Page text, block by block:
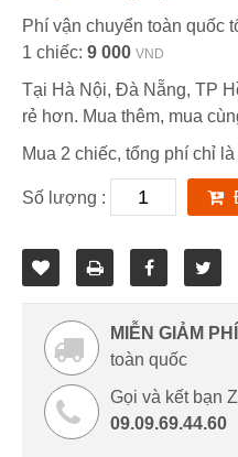
Phí vận chuyển toàn quốc
1 chiếc: 9 000 VND
Tại Hà Nội, Đà Nẵng, TP
rẻ hơn. Mua thêm, mua
Mua 2 chiếc, tổng phí chỉ là
Số lượng :
MIỄN GIẢM PHÍ
toàn quốc
Gọi và kết bạn
09.09.69.44.60